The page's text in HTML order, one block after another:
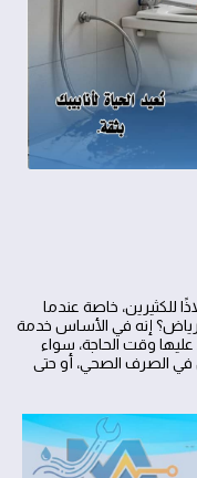
للكثيرين، خاصة عندما
إنه في الأساس خدمة
عليها وقت الحاجة، سواء
الصرف الصحي، أو حتى